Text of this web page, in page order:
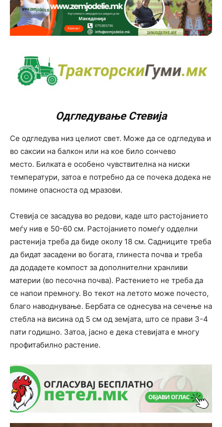
Одгледување Стевија
Се одгледува низ целиот свет. Може да се одгледува и
во саксии на балкон или на кое било сончево
место. Билката е особено чувствителна на ниски
температури, затоа е потребно да се почека додека не
помине опасноста од мразови.
Стевија се засадува во редови, каде што растојанието
меѓу нив е 50-60 см. Растојанието помеѓу одделни
растенија треба да биде околу 18 см. Садниците треба
да бидат засадени во богата, глинеста почва и треба
да додадете компост за дополнителни хранливи
материи (во песочна почва). Растението не треба да
се напои премногу. Во текот на летото може почесто,
благо наводнување. Бербата се однесува на сечење на
стебла на висина од 5 см од земјата, што се прави 3-4
пати годишно. Затоа, јасно е дека стевијата е многу
профитабилно растение.